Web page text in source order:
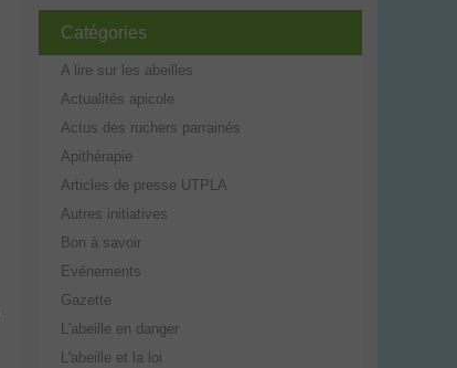
Catégories
A lire sur les abeilles
Actualités apicole
Actus des ruchers parrainés
Apithérapie
Articles de presse UTPLA
Autres initiatives
Bon à savoir
Evénements
Gazette
L'abeille en danger
L'abeille et la loi